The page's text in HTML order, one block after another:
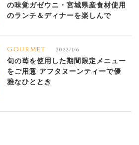
の味覚ガゼウニ・宮城県産食材使用
のランチ＆ディナーを楽しんで
Gourmet 2022/1/6
旬の苺を使用した期間限定メニュー
をご用意 アフタヌーンティーで優
雅なひととき